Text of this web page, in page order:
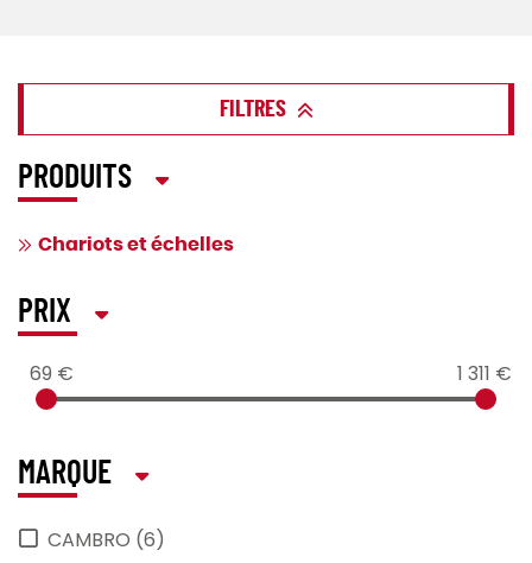
FILTRES
PRODUITS
Chariots et échelles
PRIX
69 € 1 311 €
MARQUE
CAMBRO (6)